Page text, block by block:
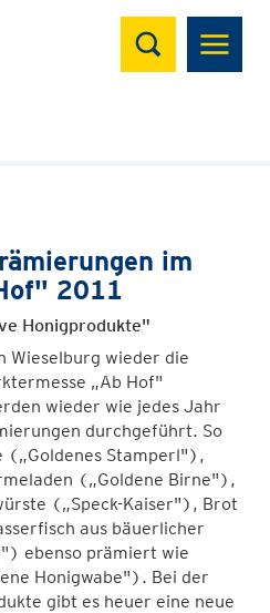
Suchen
im
2011
Honigprodukte"
Wieselburg wieder die
„Ab Hof"
wieder wie jedes Jahr
durchgeführt. So
(„Goldenes Stamperl"),
(„Goldene Birne"),
(„Speck-Kaiser"), Brot
aus bäuerlicher
ebenso prämiert wie
Honigwabe"). Bei der
gibt es heuer eine neue